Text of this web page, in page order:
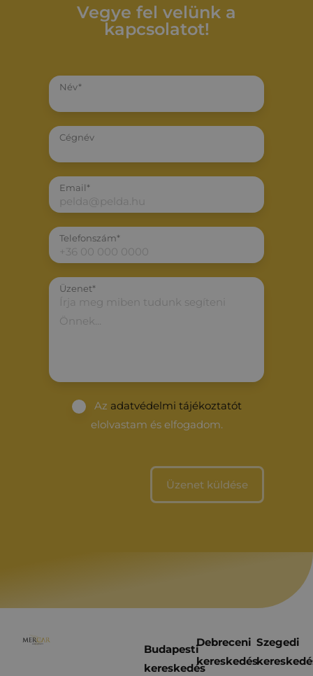
Vegye fel velünk a
kapcsolatot!
Név*
Cégnév
Email*
Telefonszám*
Üzenet*
Az adatvédelmi tájékoztatót
elolvastam és elfogadom.
Budapesti
kereskedés
Debreceni
kereskedés
Szegedi